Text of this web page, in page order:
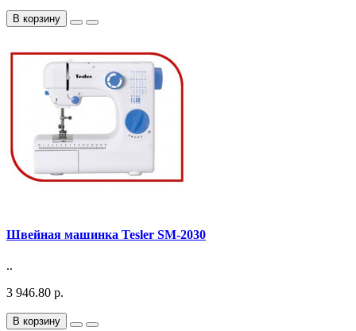
В корзину
Швейная машинка Tesler SM-2030
..
3 946.80 р.
В корзину